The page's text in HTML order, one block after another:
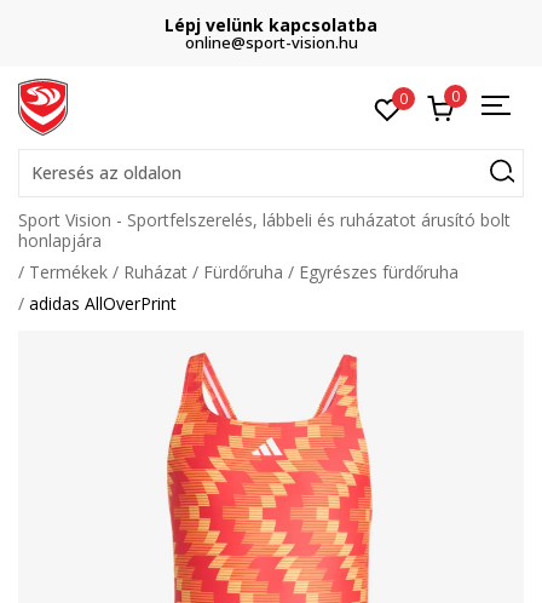
Lépj velünk kapcsolatba
online@sport-vision.hu
0 0
Keresés az oldalon
Sport Vision - Sportfelszerelés, lábbeli és ruházatot árusító bolt
honlapjára
Termékek
Ruházat Fürdőruha
Egyrészes fürdőruha
adidas AllOverPrint